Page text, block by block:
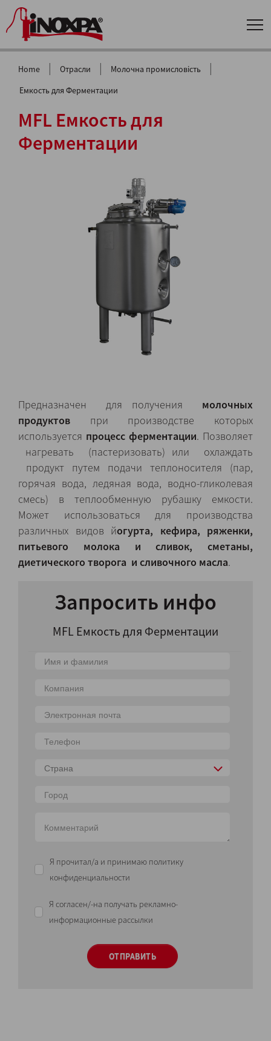
Home | Отрасли | Молочна промисловість |
Емкость для Ферментации
MFL Емкость для
Ферментации
Предназначен для получения молочных
продуктов при производстве которых
используется процесс ферментации. Позволяет
нагревать (пастеризовать) или охлаждать
продукт путем подачи теплоносителя (пар,
горячая вода, ледяная вода, водно-гликолевая
смесь) в теплообменную рубашку емкости.
Может использоваться для производства
различных видов йогурта, кефира, ряженки,
питьевого молока и сливок, сметаны,
диетического творога и сливочного масла.
Запросить инфо
MFL Емкость для Ферментации
Страна
Я прочитал/а и принимаю политику
конфиденциальности
Я согласен/-на получать рекламно-
информационные рассылки
ОТПРАВИТЬ